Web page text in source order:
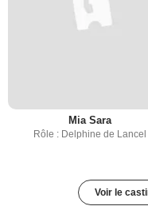
Mia Sara
Rôle : Delphine de Lancel
Voir le